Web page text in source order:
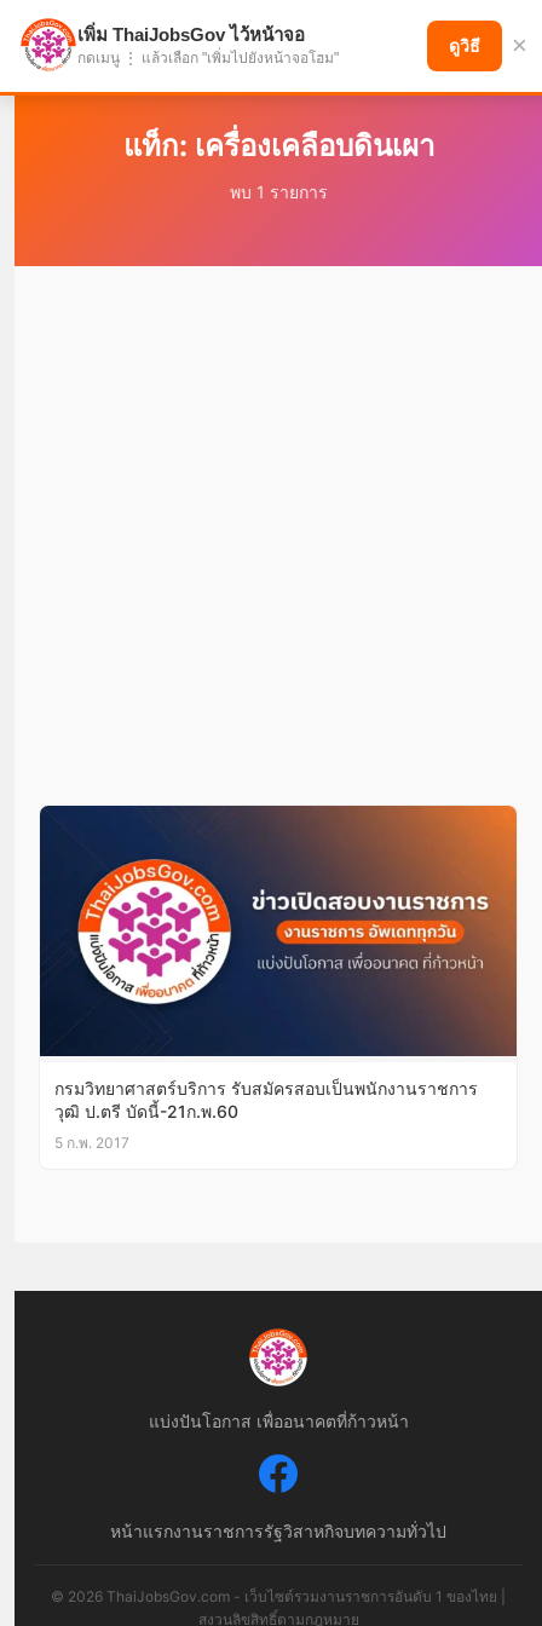
แบ่งปันโอกาส เพื่ออนาคตที่ก้าวหน้า
แท็ก: เครื่องเคลือบดินเผา
พบ 1 รายการ
กรมวิทยาศาสตร์บริการ รับสมัครสอบเป็นพนักงานราชการ
วุฒิ ป.ตรี บัดนี้-21ก.พ.60
5 ก.พ. 2017
แบ่งปันโอกาส เพื่ออนาคตที่ก้าวหน้า
หน้าแรกงานราชการรัฐวิสาหกิจบทความทั่วไป
© 2026 ThaiJobsGov.com - เว็บไซต์รวมงานราชการอันดับ 1 ของไทย |
สงวนลิขสิทธิ์ตามกฎหมาย
เพิ่ม ThaiJobsGov ไว้หน้าจอ
กดเมนู ⋮ แล้วเลือก "เพิ่มไปยังหน้าจอโฮม"
ดูวิธี ×